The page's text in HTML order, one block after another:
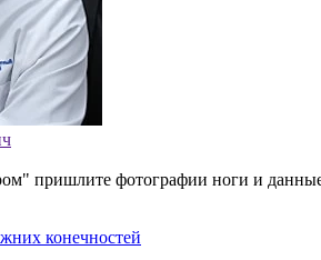
пришлите фотографии ноги и
конечностей